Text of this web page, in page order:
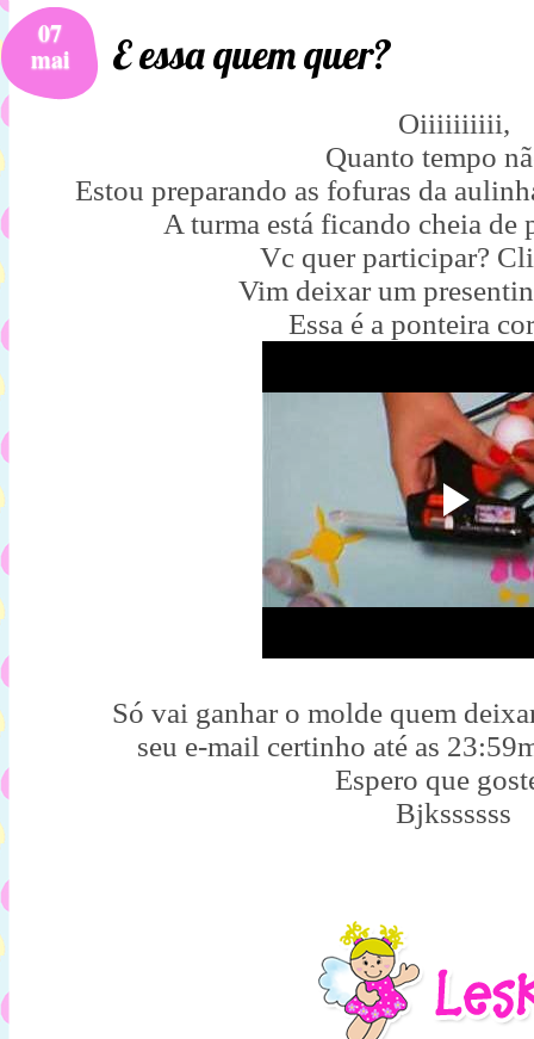
07
mai E essa quem quer?
Oiiiiiiiiii,
Quanto tempo
Estou preparando as fofuras da
A turma está ficando cheia de
Vc quer participar?
Vim deixar um
Essa é a ponteira
Só vai ganhar o molde quem
seu e-mail certinho até as
Espero que
Bjkssssss